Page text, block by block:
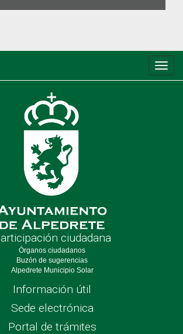
de
ciudadana
Órganos ciudadanos
Buzón de sugerencias
Alpedrete Municipio Solar
Información útil
Sede electrónica
Portal de trámites